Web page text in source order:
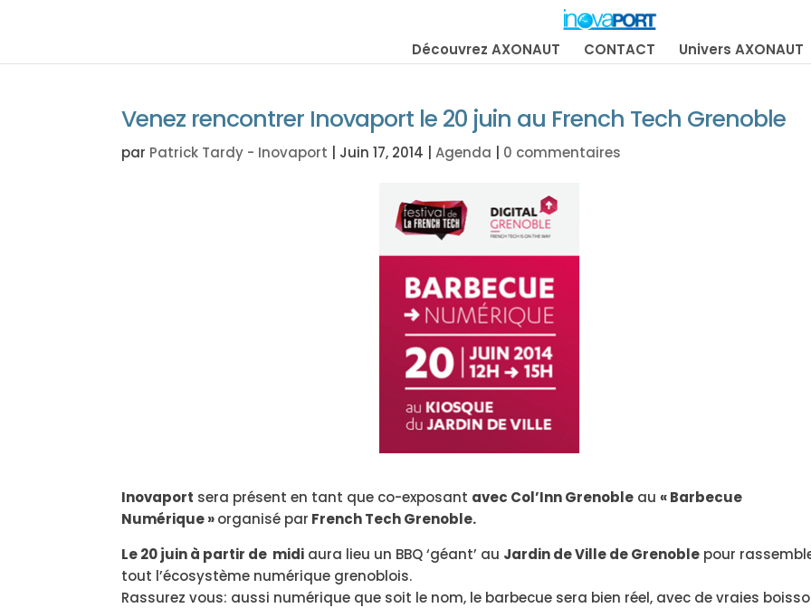
Découvrez AXONAUT CONTACT Univers AXONAUT
Venez rencontrer Inovaport le 20 juin au French Tech Grenoble
par Patrick Tardy - Inovaport Juin 17, 2014 |Agenda 0 commentaires
Inovaport sera présent en tant que co-exposant avec Col’Inn Grenoble au« Barbecue
Numérique »organisé par French Tech Grenoble.
Le 20 juin à partir de midi aura lieu un BBQ ‘géant’ au Jardin de Ville de Grenoble pour
tout l’écosystème numérique grenoblois.
Rassurez vous: aussi numérique que soit le nom, le barbecue sera bien réel, avec de vraies